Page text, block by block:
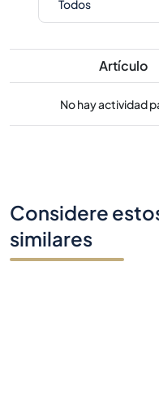
Artículo
No hay actividad
Considere
similares